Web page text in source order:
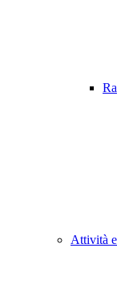
Attività